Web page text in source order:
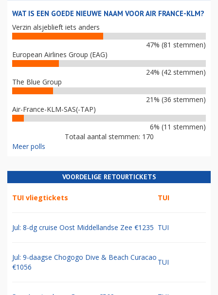
WAT IS EEN GOEDE NIEUWE NAAM VOOR AIR FRANCE-KLM?
Verzin alsjeblieft iets anders
47% (81 stemmen)
European Airlines Group (EAG)
24% (42 stemmen)
The Blue Group
21% (36 stemmen)
Air-France-KLM-SAS(-TAP)
6% (11 stemmen)
Totaal aantal stemmen: 170
Meer polls
VOORDELIGE RETOURTICKETS
TUI vliegtickets TUI
Jul: 8-dg cruise Oost Middellandse Zee €1235 TUI
Jul: 9-daagse Chogogo Dive & Beach Curacao
€1056
TUI